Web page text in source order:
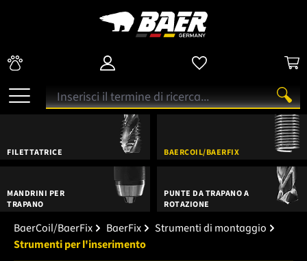
FILETTATRICE BAERCOIL/BAERFIX
MANDRINI PER
TRAPANO
PUNTE DA TRAPANO A
ROTAZIONE
BaerCoil/BaerFix BaerFix
Strumenti di montaggio
Strumenti per l'inserimento